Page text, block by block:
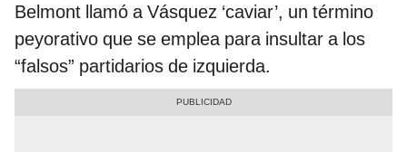
Belmont llamó a Vásquez ‘caviar’, un término
peyorativo que se emplea para insultar a los
“falsos” partidarios de izquierda.